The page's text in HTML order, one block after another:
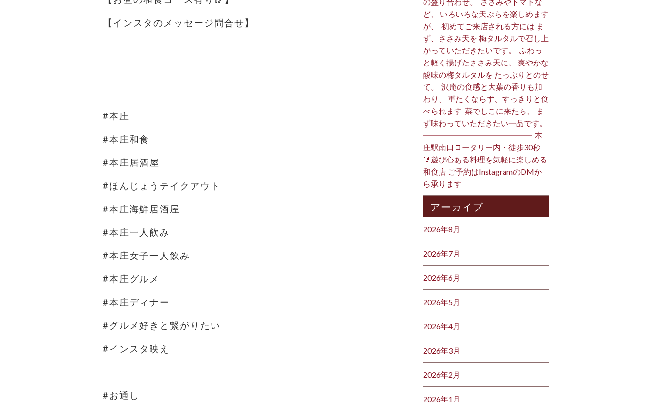
【インスタのメッセージ問合せ】
#本庄
#本庄和食
#本庄居酒屋
#ほんじょうテイクアウト
#本庄海鮮居酒屋
#本庄一人飲み
#本庄女子一人飲み
#本庄グルメ
#本庄ディナー
#グルメ好きと繋がりたい
#インスタ映え
#お通し
ど、 いろいろな天ぷらを楽しめます
が、 ⁡ 初めてご来店される方には ま
ず、ささみ天を 梅タルタルで召し上
がっていただきたいです。 ⁡ ふわっ
と軽く揚げたささみ天に、 爽やかな
酸味の梅タルタルを たっぷりとのせ
て。 ⁡ 沢庵の食感と大葉の香りも加
わり、 重たくならず、すっきりと食
べられます️ ⁡ 菜でしこに来たら、 ま
ず味わっていただきたい一品です。 ⁡
━━━━━━━━━━━━━━ ⁡ 本
庄駅南口ロータリー内・徒歩30秒
🥢遊び心ある料理を気軽に楽しめる
和食店 ご予約はInstagramのDMか
ら承ります ⁡
アーカイブ
2026年8月
2026年7月
2026年6月
2026年5月
2026年4月
2026年3月
2026年2月
2026年1月